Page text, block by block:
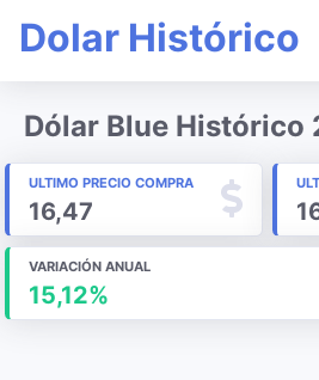
Dolar Histórico
Dólar Blue Histórico
ULTIMO PRECIO COMPRA
16,47
VARIACIÓN ANUAL
15,12%